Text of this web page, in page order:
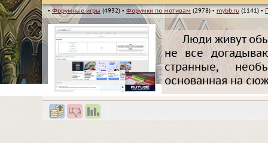
▪Форумные игры (4932) ▪ Форумки по мотивам (2978) ▪ mybb.ru (1141) ▪
Люди живут
не все
странные,
основанная на